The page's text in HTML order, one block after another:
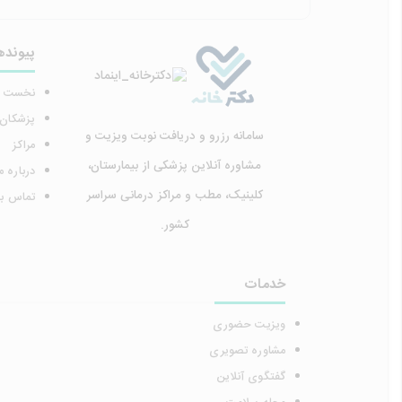
سامانه رزرو و دریافت نوبت ویزیت و
مشاوره آنلاین پزشکی از بیمارستان،
کلینیک، مطب و مراکز درمانی سراسر
کشور.
نخست
پزشکان
مراکز
درباره
تماس
خدمات
ویزیت حضوری
مشاوره تصویری
گفتگوی آنلاین